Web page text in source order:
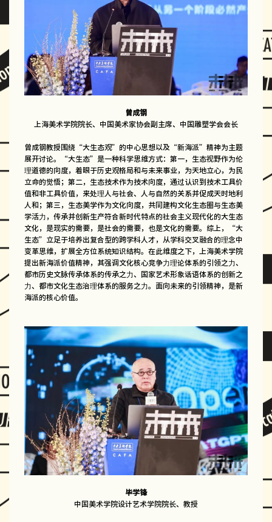
曾成钢
上海美术学院院长、中国美术家协会副主席、中国雕塑学会会长
曾成钢教授围绕“大生态观”的中心思想以及“新海派”精神为主题
展开讨论。“大生态”是一种科学思维方式：第一，生态视野作为伦
理道德的向度，着眼于历史观格局和与未来事业，为天地立心，为民
立命的觉悟；第二，生态技术作为技术向度，通过认识到技术工具价
值和非工具价值，来处理人与社会、人与自然的关系并促成天时地利
人和；第三，生态美学作为文化向度，共同建构文化生态圈与生态美
学活力，传承并创新生产符合新时代特点的社会主义现代化的大生态
文化，是现实的需要，是社会的需要，也是文化的需要。综上，“大
生态”立足于培养出复合型的跨学科人才，从学科交叉融合的理念中
变革思维，扩展全方位系统知识结构。在此维度之下，上海美术学院
提出新海派价值精神，其强调文化核心竞争力理论体系的引领之力、
都市历史文脉传承体系的传承之力、国家艺术形象话语体系的创新之
力、都市文化生态治理体系的服务之力。面向未来的引领精神，是新
海派的核心价值。
毕学锋
中国美术学院设计艺术学院院长、教授